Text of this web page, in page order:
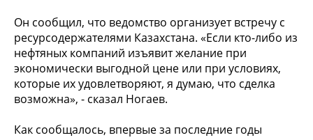
Он сообщил, что ведомство организует встречу с
ресурсодержателями Казахстана. «Если кто-либо из
нефтяных компаний изъявит желание при
экономически выгодной цене или при условиях,
которые их удовлетворяют, я думаю, что сделка
возможна», - сказал Ногаев.
Как сообщалось, впервые за последние годы